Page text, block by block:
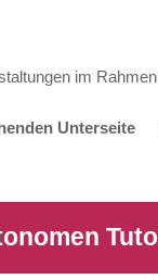
im
Unterseite